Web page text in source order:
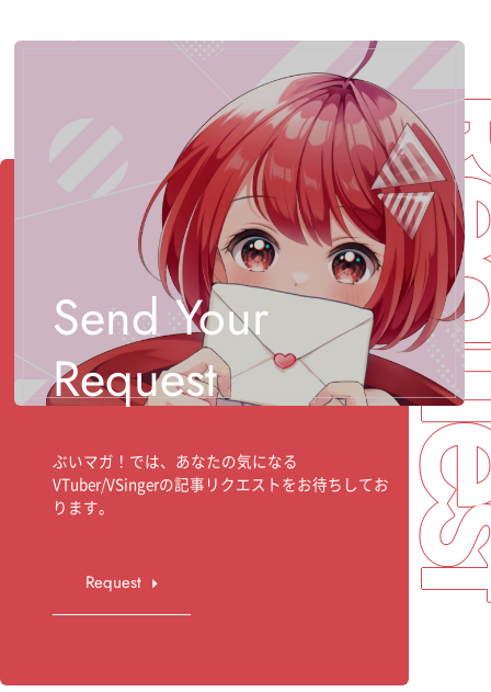
Send Your
Request
ぶいマガ！では、あなたの気になる
VTuber/VSingerの記事リクエストをお待ちしてお
ります。
Request